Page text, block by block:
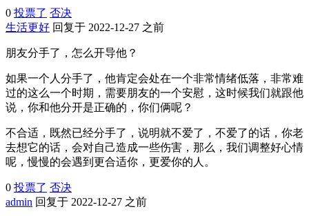
0 投票了 否决
生活更好 回复于 2022-12-27 之前
朋友分手了，怎么开导他？
如果一个人分手了，他肯定会处在一个非常情绪低落，非常难
过的这么一个时期，需要朋友的一个安慰，这时候我们就跟他
说，你和他分开是正确的，你们俩呢？
不合适，既然已经分手了，说明就不爱了，不爱了的话，你老
去想它的话，会对自己造成一些伤害，那么，我们调整好心情
呢，慢慢的会遇到更合适你，更爱你的人。
0 投票了 否决
admin 回复于 2022-12-27 之前